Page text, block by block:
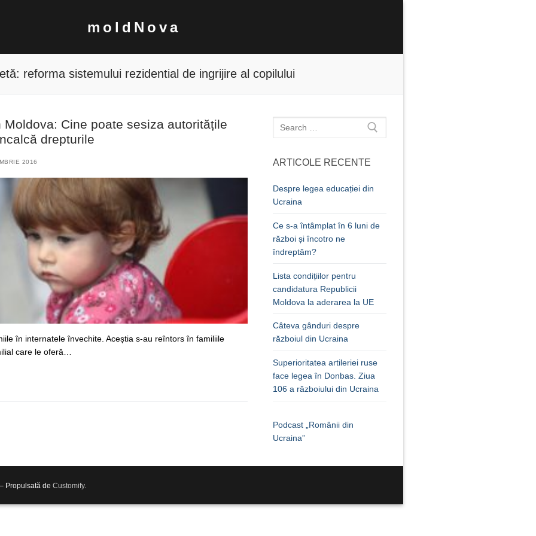
moldNova
reforma sistemului rezidential de ingrijire al copilului
Cine poate sesiza autoritățile
drepturile
2016
în internatele învechite. Aceștia s-au reîntors în familiile
care le oferă…
Caută
după:
ARTICOLE RECENTE
Despre legea educației din
Ucraina
Ce s-a întâmplat în 6 luni de
război și încotro ne
îndreptăm?
Lista condițiilor pentru
candidatura Republicii
Moldova la aderarea la UE
Câteva gânduri despre
războiul din Ucraina
Superioritatea artileriei ruse
face legea în Donbas. Ziua
106 a războiului din Ucraina
Podcast „Românii din
Ucraina”
Propulsată de Customify.